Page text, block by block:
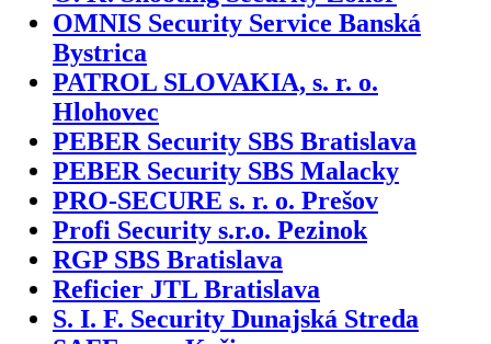
OMNIS Security Service Banská
Bystrica
PATROL SLOVAKIA, s. r. o.
Hlohovec
PEBER Security SBS Bratislava
PEBER Security SBS Malacky
PRO-SECURE s. r. o. Prešov
Profi Security s.r.o. Pezinok
RGP SBS Bratislava
Reficier JTL Bratislava
S. I. F. Security Dunajská Streda